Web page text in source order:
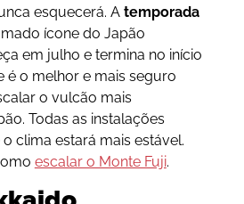
esquecerá. A temporada
ícone do Japão
em julho e termina no início
é o melhor e mais seguro
o vulcão mais
Todas as instalações
clima estará mais estável.
escalar o Monte Fuji.